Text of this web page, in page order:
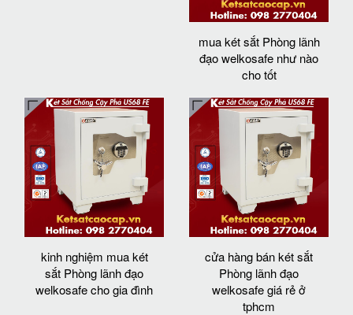
mua két sắt Phòng lãnh
đạo welkosafe như nào
cho tốt
kinh nghiệm mua két
sắt Phòng lãnh đạo
welkosafe cho gia đình
cửa hàng bán két sắt
Phòng lãnh đạo
welkosafe giá rẻ ở
tphcm